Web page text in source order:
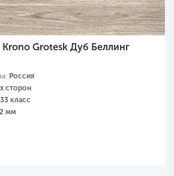
Grotesk Дуб Беллинг
Россия
сторон
33 класс
мм